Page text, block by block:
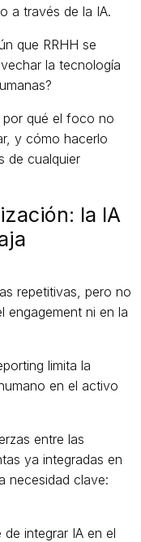
a través de la IA.
que RRHH se
la tecnología
por qué el foco no
y cómo hacerlo
de cualquier
la IA
repetitivas, pero no
engagement ni en la
limita la
en el activo
entre las
ya integradas en
necesidad clave:
integrar IA en el